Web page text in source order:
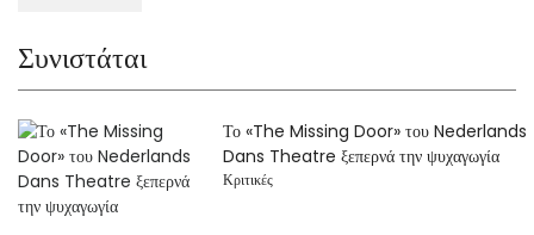
Συνιστάται
Το «The Missing Door» του Nederlands
Dans Theatre ξεπερνά την ψυχαγωγία
Κριτικές